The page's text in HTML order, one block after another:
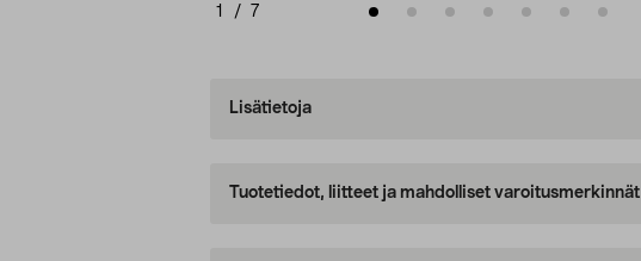
1 / 7
Lisätietoja
Tuotetiedot, liitteet ja mahdolliset varoitusmerkinnät